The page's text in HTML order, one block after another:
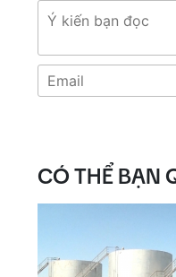
CÓ THỂ BẠN